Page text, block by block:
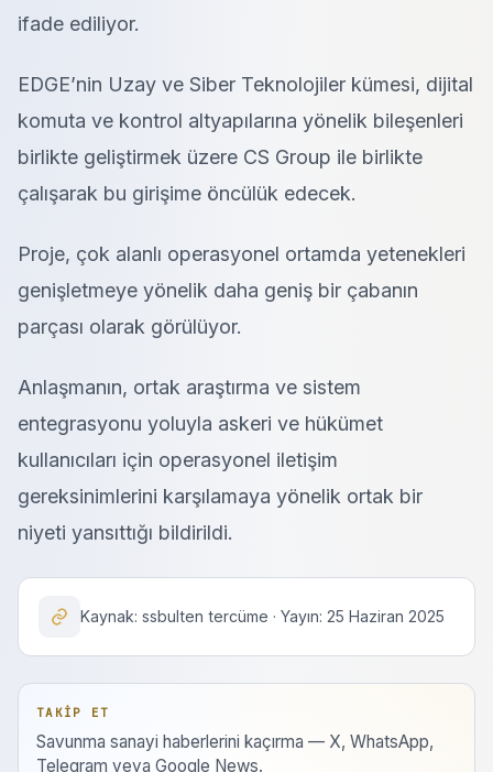
ifade ediliyor.
EDGE’nin Uzay ve Siber Teknolojiler kümesi, dijital
komuta ve kontrol altyapılarına yönelik bileşenleri
birlikte geliştirmek üzere CS Group ile birlikte
çalışarak bu girişime öncülük edecek.
Proje, çok alanlı operasyonel ortamda yetenekleri
genişletmeye yönelik daha geniş bir çabanın
parçası olarak görülüyor.
Anlaşmanın, ortak araştırma ve sistem
entegrasyonu yoluyla askeri ve hükümet
kullanıcıları için operasyonel iletişim
gereksinimlerini karşılamaya yönelik ortak bir
niyeti yansıttığı bildirildi.
Kaynak: ssbulten tercüme · Yayın: 25 Haziran 2025
TAKIP ET
Savunma sanayi haberlerini kaçırma — X, WhatsApp,
Telegram veya Google News.